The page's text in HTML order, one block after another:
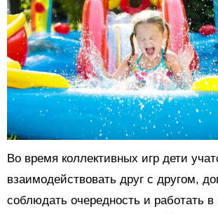
Во время коллективных игр дети
взаимодействовать друг с другом,
соблюдать очередность и работать